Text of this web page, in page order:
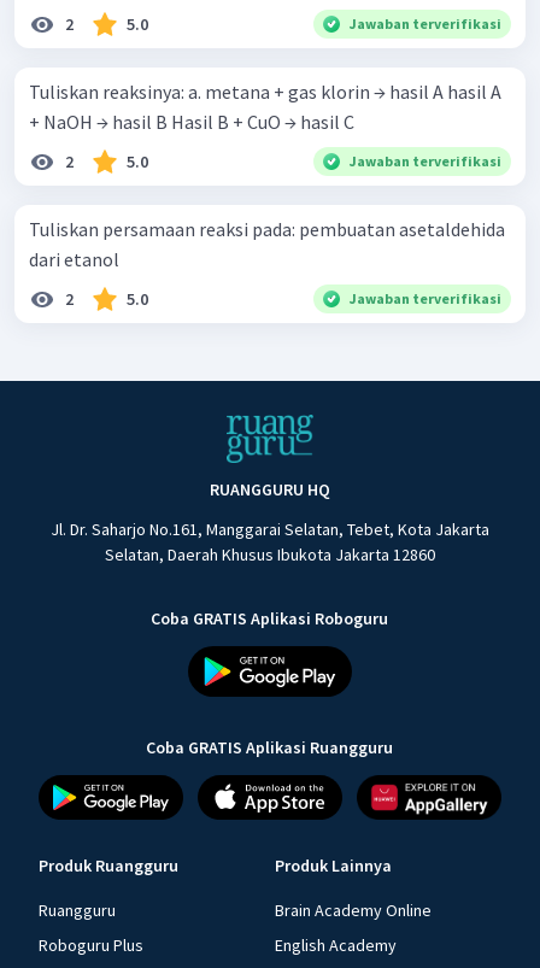
2 5.0 Jawaban terverifikasi
Tuliskan reaksinya: a. metana + gas klorin → hasil A hasil A
+ NaOH → hasil B Hasil B + CuO → hasil C
2 5.0 Jawaban terverifikasi
Tuliskan persamaan reaksi pada: pembuatan asetaldehida
dari etanol
2 5.0 Jawaban terverifikasi
RUANGGURU HQ
Jl. Dr. Saharjo No.161, Manggarai Selatan, Tebet, Kota Jakarta
Selatan, Daerah Khusus Ibukota Jakarta 12860
Coba GRATIS Aplikasi Roboguru
Coba GRATIS Aplikasi Ruangguru
Produk Ruangguru
Ruangguru
Roboguru Plus
Produk Lainnya
Brain Academy Online
English Academy